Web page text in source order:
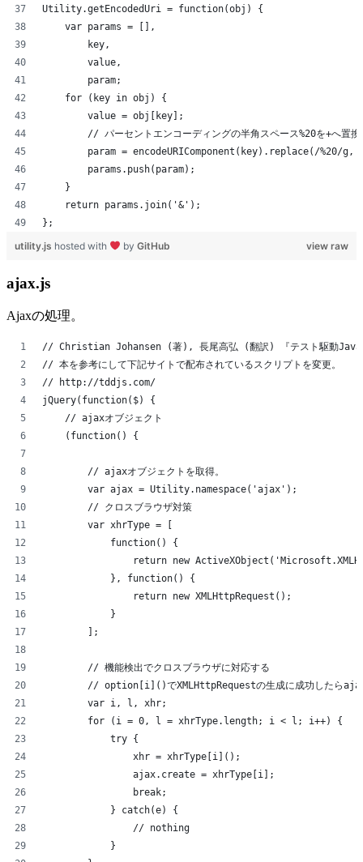
Utility.getEncodedUri = function(obj) {
    var params = [],
        key,
        value,
        param;
    for (key in obj) {
        value = obj[key];
        // パーセントエンコーディングの半角スペース%20を+へ置換
param = encodeURIComponent(key).replace(/%20/
        params.push(param);
    }
    return params.join('&');
};
view raw
utility.js hosted with by GitHub
ajax.js
Ajaxの処理。
// Christian Johansen (著), 長尾高弘 (翻訳) 『テスト駆動
// 本を参考にして下記サイトで配布されているスクリプトを変更。
// http://tddjs.com/
jQuery(function($) {
    // ajaxオブジェクト
    (function() {
        // ajaxオブジェクトを取得。
        var ajax = Utility.namespace('ajax');
        // クロスブラウザ対策
        var xhrType = [
            function() {
return new
            }, function() {
                return new XMLHttpRequest();
            }
        ];
        // 機能検出でクロスブラウザに対応する
// option[i]()でXMLHttpRequestの生成に成功したら
        var i, l, xhr;
        for (i = 0, l = xhrType.length; i < l; i++) {
            try {
                xhr = xhrType[i]();
                ajax.create = xhrType[i];
                break;
            } catch(e) {
                // nothing
            }